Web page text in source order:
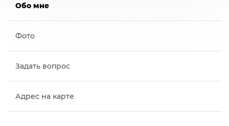
Обо мне
Фото
Задать вопрос
Адрес на карте